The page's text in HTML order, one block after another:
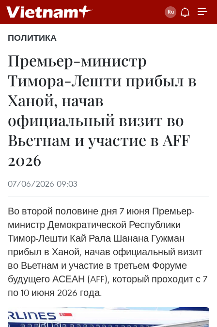
ПОЛИТИКА
Премьер-министр
Тимора-Лешти прибыл в
Ханой, начав
официальный визит во
Вьетнам и участие в AFF
2026
07/06/2026 09:03
Во второй половине дня 7 июня Премьер-
министр Демократической Республики
Тимор-Лешти Кай Рала Шанана Гужман
прибыл в Ханой, начав официальный визит
во Вьетнам и участие в третьем Форуме
будущего АСЕАН (AFF), который проходит с 7
по 10 июня 2026 года.